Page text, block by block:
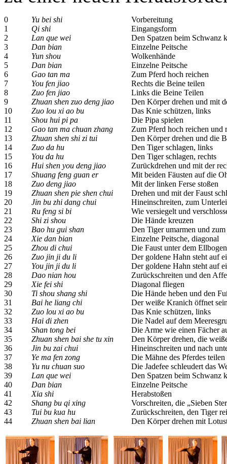
0 Yu bei shi
Vorbereitung
1
Qi shi
Eingangsform
2
Lan que wei
Den Spatzen beim Schwanz
3
Dan bian
Einzelne Peitsche
4
Yun shou
Wolkenhände
5
Dan bian
Einzelne Peitsche
6
Gao tan ma
Zum Pferd hoch reichen
7
You fen jiao
Rechts die Beine teilen
8
Zuo fen jiao
Links die Beine Teilen
9
Zhuan shen zuo deng jiao
Den Körper drehen und mit
10
Zuo lou xi ao bu
Das Knie schützen, links
11
Shou hui pi pa
Die Pipa spielen
12
Gao tan ma chuan zhang
Zum Pferd hoch reichen und
13
Zhuan shen shi zi tui
Den Körper drehen und die
14
Zuo da hu
Den Tiger schlagen, links
15
You da hu
Den Tiger schlagen, rechts
16
Hui shen you deng jiao
Zurückdrehen und mit der
17
Shuang feng guan er
Mit beiden Fäusten auf die
18
Zuo deng jiao
Mit der linken Ferse stoßen
19
Zhuan shen pie shen chui
Drehen und mit der Faust
20
Jin bu zhi dang chui
Hineinschreiten, zum
21
Ru feng si bi
Wie versiegelt und
22
Shi zi shou
Die Hände kreuzen
23
Bao hu gui shan
Den Tiger umarmen und
24
Xie dan bian
Einzelne Peitsche, diagonal
25
Zhou di chui
Die Faust unter dem Ellbogen
26
Zuo jin ji du li
Der goldene Hahn steht auf
27
You jin ji du li
Der goldene Hahn steht auf
28
Dao nian hou
Zurückschreiten und den
29
Xie fei shi
Diagonal fliegen
30
Ti shou shang shi
Die Hände heben und den
31
Bai he liang chi
Der weiße Kranich öffnet
32
Zuo lou xi ao bu
Das Knie schützen, links
33
Hai di zhen
Die Nadel auf dem
34
Shan tong bei
Die Arme wie einen Fächer
35
Zhuan shen bai she tu xin
Den Körper drehen, die
36
Jin bu zai chui
Hineinschreiten und nach
37
Ye ma fen zong
Die Mähne des Pferdes teilen
38
Yu nu chuan suo
Die Jadefee schleudert das
39
Lan que wei
Den Spatzen beim Schwanz
40
Dan bian
Einzelne Peitsche
41
Xia shi
Herabstoßen
42
Shang bu qi xing
Vorschreiten, die „Sieben
43
Tui bu kua hu
Zurückschreiten, den Tiger
44
Zhuan shen bai lian Den Körper drehen mit